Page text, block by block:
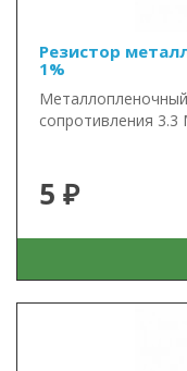
Резистор
1%
сопротивления
5 ₽